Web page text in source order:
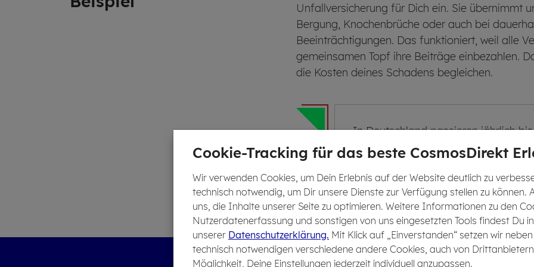
Cookie-Tracking für das beste CosmosDirekt
Wir verwenden Cookies, um Dein Erlebnis auf der Website deutlich zu
technisch notwendig, um Dir unsere Dienste zur Verfügung stellen zu können.
uns, die Inhalte unserer Seite zu optimieren. Weitere Informationen zu den
Nutzerdatenerfassung und sonstigen von uns eingesetzten Tools findest Du in
unserer Datenschutzerklärung. Mit Klick auf „Einverstanden“ setzen wir neben
technisch notwendigen verschiedene andere Cookies, auch von
Möglichkeit, Deine Einstellungen jederzeit individuell anzupassen.
Unfallversicherung für Dich ein. Sie übernimmt
Bergung, Knochenbrüche oder auch bei
Beeinträchtigungen. Das funktioniert, weil alle
gemeinsamen Topf ihre Beiträge einbezahlen.
die Kosten deines Schadens begleichen.
In Deutschland passieren jährlich
73 % in der Freizeitundim Haushalt